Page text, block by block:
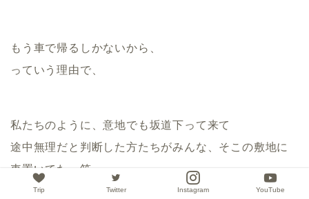
もう車で帰るしかないから、
っていう理由で、
私たちのように、意地でも坂道下って来て
途中無理だと判断した方たちがみんな、そこの敷地に
車置いてた。笑
Trip Twitter Instagram YouTube